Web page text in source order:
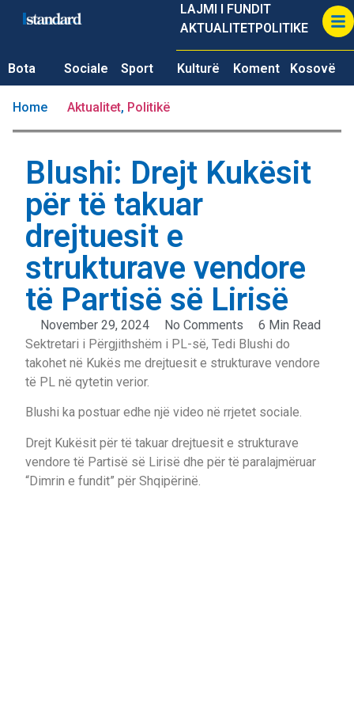
LAJMI I FUNDIT
AKTUALITETPOLITIKE
Bota Sociale Sport Kulturë Koment Kosovë
Home Aktualitet, Politikë
Blushi: Drejt Kukësit
për të takuar
drejtuesit e
strukturave vendore
të Partisë së Lirisë
November 29, 2024 No Comments
6 Min Read
Sektretari i Përgjithshëm i PL-së, Tedi Blushi do
takohet në Kukës me drejtuesit e strukturave vendore
të PL në qytetin verior.
Blushi ka postuar edhe një video në rrjetet sociale.
Drejt Kukësit për të takuar drejtuesit e strukturave
vendore të Partisë së Lirisë dhe për të paralajmëruar
“Dimrin e fundit” për Shqipërinë.